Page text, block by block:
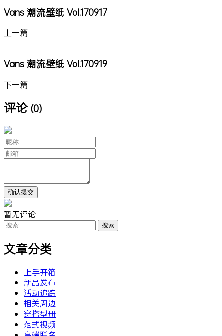
Vans 潮流壁纸 Vol.170917
上一篇
Vans 潮流壁纸 Vol.170919
下一篇
评论 (0)
暂无评论
搜
索：
文章分类
上手开箱
新品发布
活动追踪
相关周边
穿搭型册
范式视频